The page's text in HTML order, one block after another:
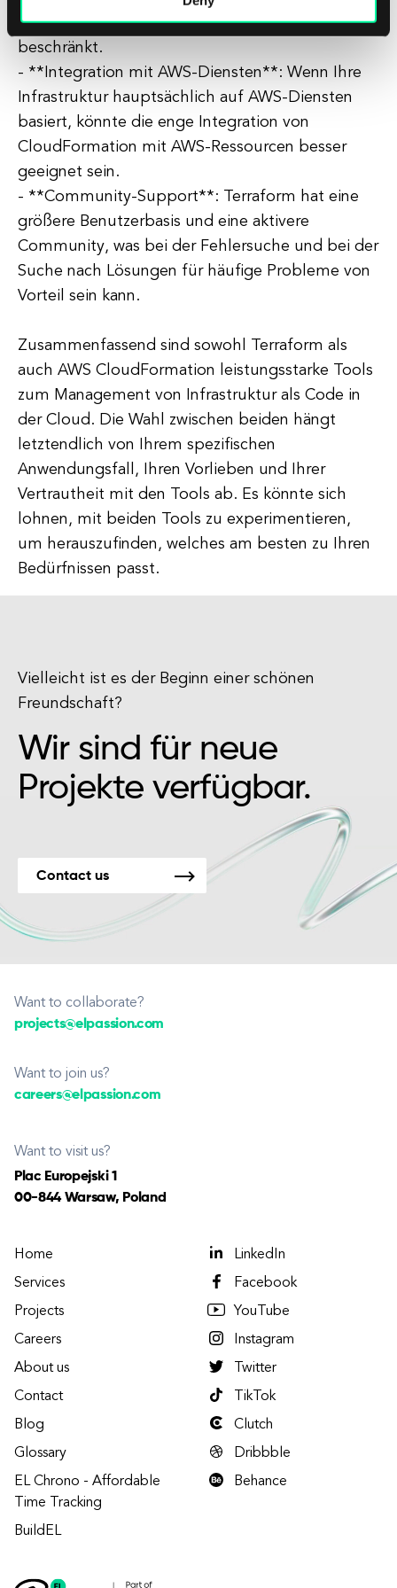
CloudFormation ist auf AWS-Ressourcen
beschränkt.
- **Integration mit AWS-Diensten**: Wenn Ihre
Infrastruktur hauptsächlich auf AWS-Diensten
basiert, könnte die enge Integration von
CloudFormation mit AWS-Ressourcen besser
geeignet sein.
- **Community-Support**: Terraform hat eine
größere Benutzerbasis und eine aktivere
Community, was bei der Fehlersuche und bei der
Suche nach Lösungen für häufige Probleme von
Vorteil sein kann.
Zusammenfassend sind sowohl Terraform als
auch AWS CloudFormation leistungsstarke Tools
zum Management von Infrastruktur als Code in
der Cloud. Die Wahl zwischen beiden hängt
letztendlich von Ihrem spezifischen
Anwendungsfall, Ihren Vorlieben und Ihrer
Vertrautheit mit den Tools ab. Es könnte sich
lohnen, mit beiden Tools zu experimentieren,
um herauszufinden, welches am besten zu Ihren
Bedürfnissen passt.
Vielleicht ist es der Beginn einer schönen
Freundschaft?
Wir sind für neue
Projekte verfügbar.
Contact us
Want to collaborate?
projects@elpassion.com
Want to join us?
careers@elpassion.com
Want to visit us?
Plac Europejski 1
00-844 Warsaw, Poland
Home
Services
Projects
Careers
About us
Contact
Blog
Glossary
EL Chrono - Affordable
Time Tracking
BuildEL
LinkedIn
Facebook
YouTube
Instagram
Twitter
TikTok
Clutch
Dribbble
Behance